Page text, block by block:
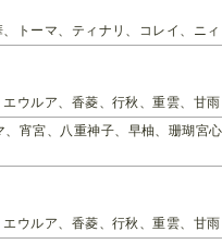
トーマ、ティナリ、コレイ、ニ
ウルア、香菱、行秋、重雲、甘
宵宮、八重神子、早柚、珊瑚
ウルア、香菱、行秋、重雲、甘